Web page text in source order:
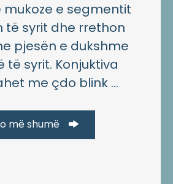
e segmentit
të syrit dhe rrethon
pjesën e dukshme
të syrit. Konjuktiva
me çdo blink ...
më shumë